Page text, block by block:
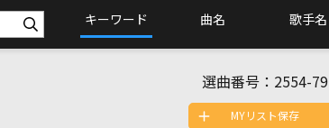
キーワード 曲名 歌手名
選曲番号： 2554-79
MYリスト保存